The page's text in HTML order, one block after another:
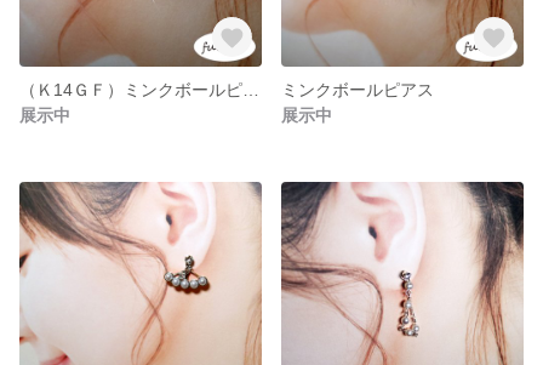
展示中
ミンクボールピアス
展示中